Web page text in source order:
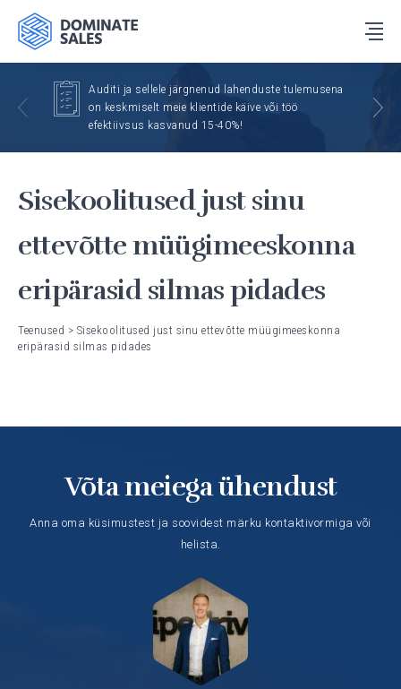
Auditi ja sellele järgnenud lahenduste tulemusena
on keskmiselt meie klientide käive või töö
efektiivsus kasvanud 15-40%!
Sisekoolitused just sinu
ettevõtte müügimeeskonna
eripärasid silmas pidades
Teenused > Sisekoolitused just sinu ettevõtte müügimeeskonna
eripärasid silmas pidades
Võta meiega ühendust
Anna oma küsimustest ja soovidest märku kontaktivormiga või
helista.